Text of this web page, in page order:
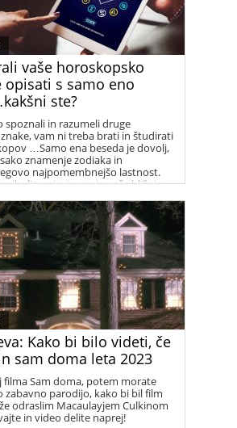
vaše horoskopsko
opisati s samo eno
ste?
spoznali in razumeli druge
vam ni treba brati in študirati
…Samo ena beseda je dovolj,
znamenje zodiaka in
najpomembnejšo lastnost.
opisuje vas in vaše bližnje.
Kako bi bilo videti, če
sam doma leta 2023
filma Sam doma, potem morate
zabavno parodijo, kako bi bil film
odraslim Macaulayjem Culkinom
in video delite naprej!